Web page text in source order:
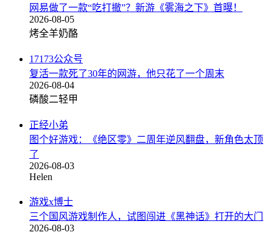
网易做了一款“吃打撤”？新游《雾海之下》首曝！
2026-08-05
烤全羊奶酪
17173公众号
复活一款死了30年的网游，他只花了一个周末
2026-08-04
磷酸二轻甲
正经小弟
图个好游戏：《绝区零》二周年逆风翻盘，新角色太顶
了
2026-08-03
Helen
游戏x博士
三个国风游戏制作人，试图闯进《黑神话》打开的大门
2026-08-03